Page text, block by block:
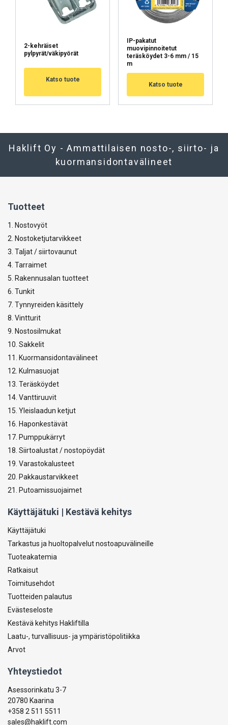
2-kehräiset
pylpyrät/väkipyörät
Katso tuote
IP-pakatut
muovipinnoitetut
teräsköydet 3-6 mm / 15
m
Katso tuote
Haklift Oy - Ammattilaisen nosto-, siirto- ja
kuormansidontavälineet
Tuotteet
1. Nostovyöt
2. Nostoketjutarvikkeet
3. Taljat / siirtovaunut
4. Tarraimet
5. Rakennusalan tuotteet
6. Tunkit
7. Tynnyreiden käsittely
8. Vintturit
9. Nostosilmukat
10. Sakkelit
11. Kuormansidontavälineet
12. Kulmasuojat
13. Teräsköydet
14. Vanttiruuvit
15. Yleislaadun ketjut
16. Haponkestävät
17. Pumppukärryt
18. Siirtoalustat / nostopöydät
19. Varastokalusteet
20. Pakkaustarvikkeet
21. Putoamissuojaimet
Käyttäjätuki | Kestävä kehitys
Käyttäjätuki
Tarkastus ja huoltopalvelut nostoapuvälineille
Tuoteakatemia
Ratkaisut
Toimitusehdot
Tuotteiden palautus
Evästeseloste
Kestävä kehitys Hakliftilla
Laatu-, turvallisuus- ja ympäristöpolitiikka
Arvot
Yhteystiedot
Asessorinkatu 3-7
20780 Kaarina
+358 2 511 5511
sales@haklift.com